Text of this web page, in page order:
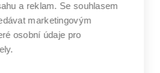
fondů
Brně
V BRNĚ
a reklam. Se souhlasem
marketingovým
osobní údaje pro